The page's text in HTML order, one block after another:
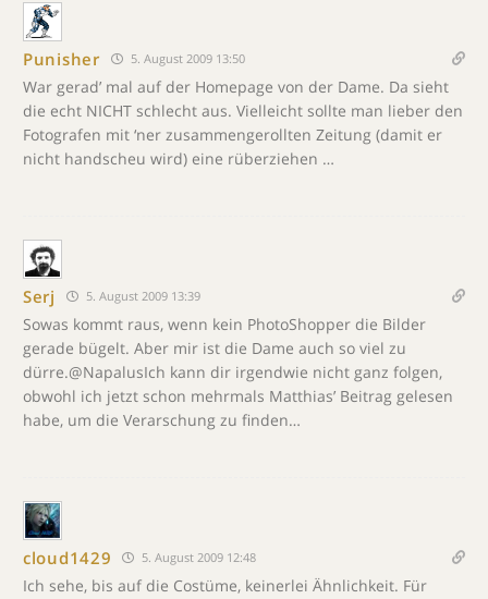
Punisher 5. August 2009 13:50
War gerad’ mal auf der Homepage von der Dame. Da sieht
die echt NICHT schlecht aus. Vielleicht sollte man lieber den
Fotografen mit ‘ner zusammengerollten Zeitung (damit er
nicht handscheu wird) eine rüberziehen …
Serj 5. August 2009 13:39
Sowas kommt raus, wenn kein PhotoShopper die Bilder
gerade bügelt. Aber mir ist die Dame auch so viel zu
dürre.@NapalusIch kann dir irgendwie nicht ganz folgen,
obwohl ich jetzt schon mehrmals Matthias’ Beitrag gelesen
habe, um die Verarschung zu finden…
cloud1429 5. August 2009 12:48
Ich sehe, bis auf die Costüme, keinerlei Ähnlichkeit. Für